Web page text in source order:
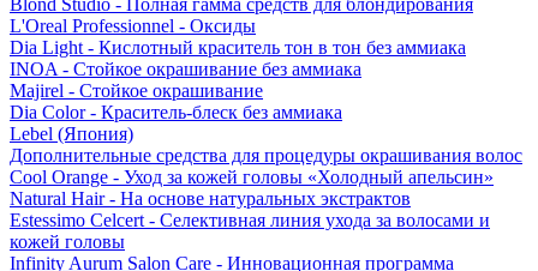
Blond Studio - Полная гамма средств для блондирования
L'Oreal Professionnel - Оксиды
Dia Light - Кислотный краситель тон в тон без аммиака
INOA - Стойкое окрашивание без аммиака
Majirel - Стойкое окрашивание
Dia Color - Краситель-блеск без аммиака
Lebel (Япония)
Дополнительные средства для процедуры окрашивания волос
Cool Orange - Уход за кожей головы «Холодный апельсин»
Natural Hair - На основе натуральных экстрактов
Estessimo Celcert - Селективная линия ухода за волосами и
кожей головы
Infinity Aurum Salon Care - Инновационная программа